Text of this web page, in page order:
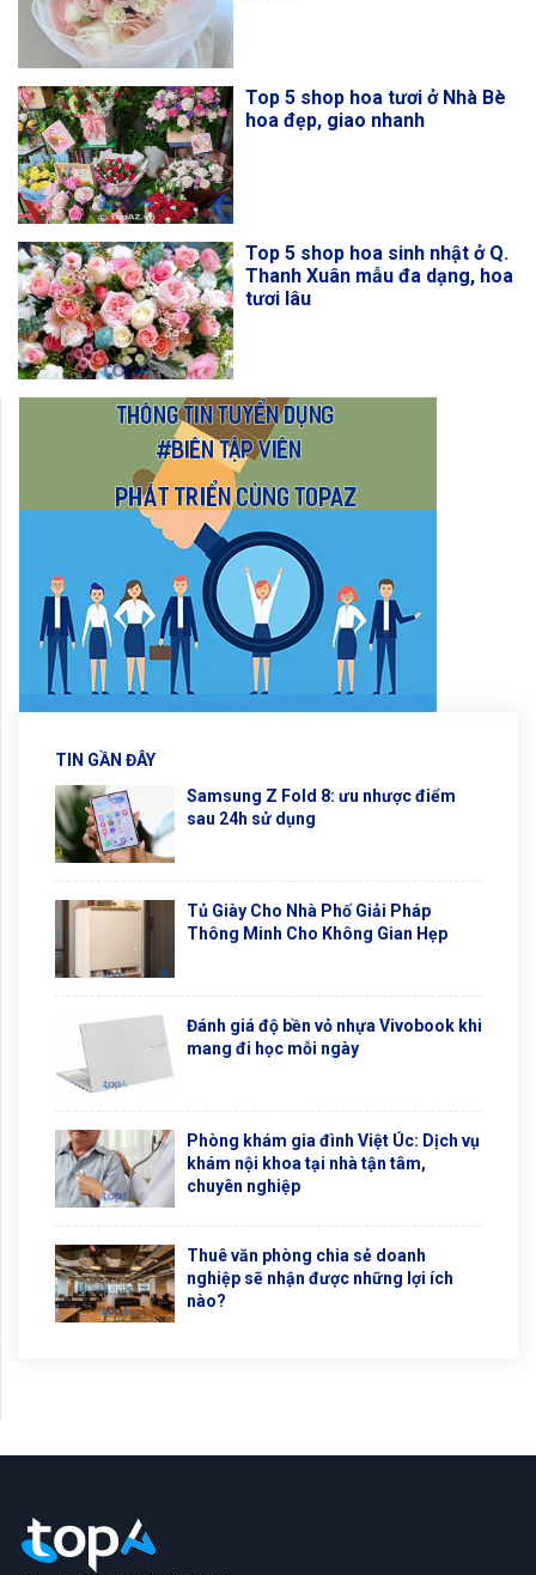
Top 5 shop hoa tươi ở Nhà Bè
hoa đẹp, giao nhanh
Top 5 shop hoa sinh nhật ở Q.
Thanh Xuân mẫu đa dạng, hoa
tươi lâu
TIN GẦN ĐÂY
Samsung Z Fold 8: ưu nhược điểm
sau 24h sử dụng
Tủ Giày Cho Nhà Phố Giải Pháp
Thông Minh Cho Không Gian Hẹp
Đánh giá độ bền vỏ nhựa Vivobook khi
mang đi học mỗi ngày
Phòng khám gia đình Việt Úc: Dịch vụ
khám nội khoa tại nhà tận tâm,
chuyên nghiệp
Thuê văn phòng chia sẻ doanh
nghiệp sẽ nhận được những lợi ích
nào?